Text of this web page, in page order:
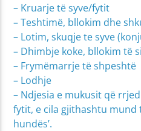
– Kruarje të syve/fytit
– Teshtimë, bllokim dhe
– Lotim, skuqje te syve
– Dhimbje koke, bllokim të
– Frymëmarrje të shpeshtë
– Lodhje
– Ndjesia e mukusit që
fytit, e cila gjithashtu mund
hundës’.